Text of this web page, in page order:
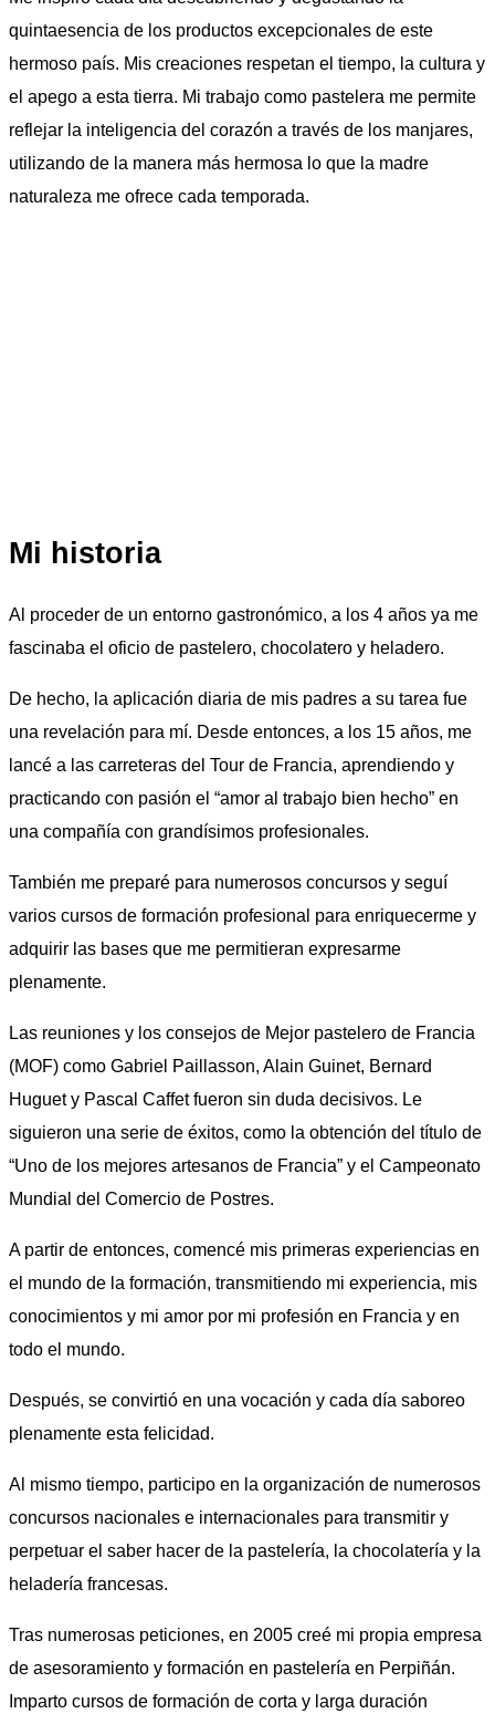
quintaesencia de los productos excepcionales de este
hermoso país. Mis creaciones respetan el tiempo, la cultura y
el apego a esta tierra. Mi trabajo como pastelera me permite
reflejar la inteligencia del corazón a través de los manjares,
utilizando de la manera más hermosa lo que la madre
naturaleza me ofrece cada temporada.
Mi historia
Al proceder de un entorno gastronómico, a los 4 años ya me
fascinaba el oficio de pastelero, chocolatero y heladero.
De hecho, la aplicación diaria de mis padres a su tarea fue
una revelación para mí. Desde entonces, a los 15 años, me
lancé a las carreteras del Tour de Francia, aprendiendo y
practicando con pasión el “amor al trabajo bien hecho” en
una compañía con grandísimos profesionales.
También me preparé para numerosos concursos y seguí
varios cursos de formación profesional para enriquecerme y
adquirir las bases que me permitieran expresarme
plenamente.
Las reuniones y los consejos de Mejor pastelero de Francia
(MOF) como Gabriel Paillasson, Alain Guinet, Bernard
Huguet y Pascal Caffet fueron sin duda decisivos. Le
siguieron una serie de éxitos, como la obtención del título de
“Uno de los mejores artesanos de Francia” y el Campeonato
Mundial del Comercio de Postres.
A partir de entonces, comencé mis primeras experiencias en
el mundo de la formación, transmitiendo mi experiencia, mis
conocimientos y mi amor por mi profesión en Francia y en
todo el mundo.
Después, se convirtió en una vocación y cada día saboreo
plenamente esta felicidad.
Al mismo tiempo, participo en la organización de numerosos
concursos nacionales e internacionales para transmitir y
perpetuar el saber hacer de la pastelería, la chocolatería y la
heladería francesas.
Tras numerosas peticiones, en 2005 creé mi propia empresa
de asesoramiento y formación en pastelería en Perpiñán.
Imparto cursos de formación de corta y larga duración